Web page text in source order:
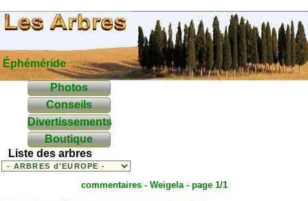
Éphéméride
Photos
Conseils
Divertissements
Boutique
Liste des arbres
commentaires - Weigela- page 1/1